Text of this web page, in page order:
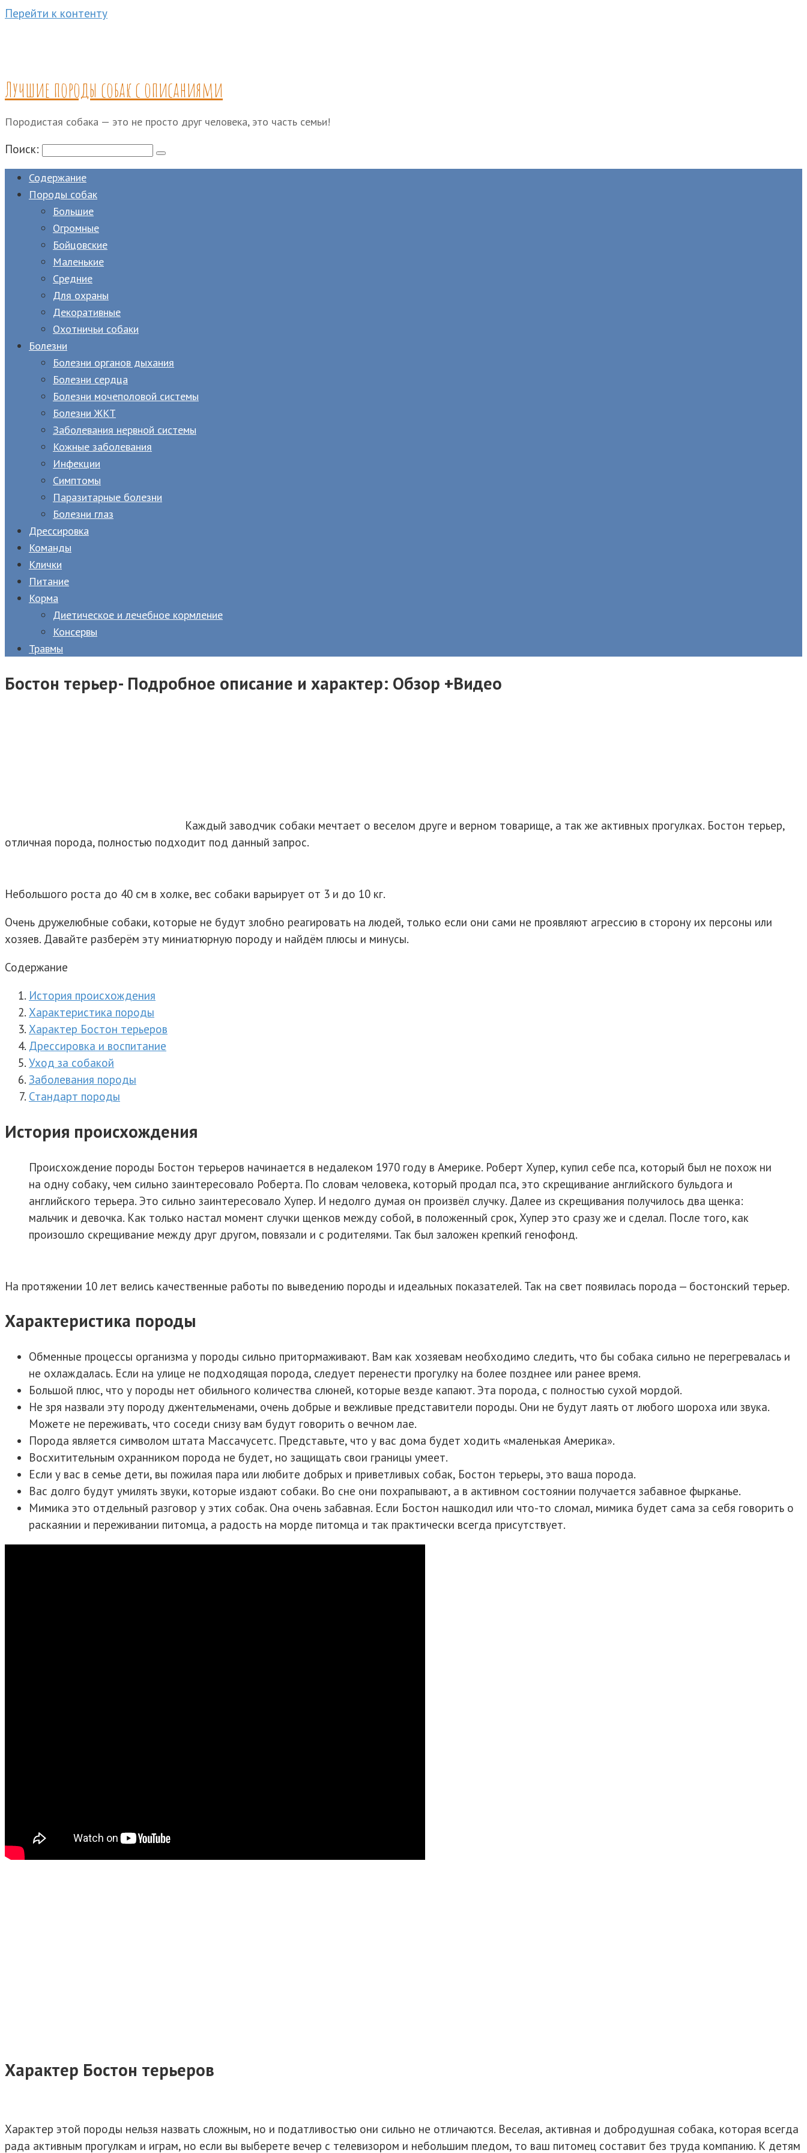
Перейти к контенту
Лучшие породы собак с описаниями
Породистая собака — это не просто друг человека, это часть семьи!
Поиск:
Содержание
Породы собак
Большие
Огромные
Бойцовские
Маленькие
Средние
Для охраны
Декоративные
Охотничьи собаки
Болезни
Болезни органов дыхания
Болезни сердца
Болезни мочеполовой системы
Болезни ЖКТ
Заболевания нервной системы
Кожные заболевания
Инфекции
Симптомы
Паразитарные болезни
Болезни глаз
Дрессировка
Команды
Клички
Питание
Корма
Диетическое и лечебное кормление
Консервы
Травмы
Бостон терьер- Подробное описание и характер: Обзор +Видео
Каждый заводчик собаки мечтает о веселом друге и верном товарище, а так же активных прогулках. Бостон терьер,
отличная порода, полностью подходит под данный запрос.
Небольшого роста до 40 см в холке, вес собаки варьирует от 3 и до 10 кг.
Очень дружелюбные собаки, которые не будут злобно реагировать на людей, только если они сами не проявляют агрессию в сторону их персоны или
хозяев. Давайте разберём эту миниатюрную породу и найдём плюсы и минусы.
Содержание
История происхождения
Характеристика породы
Характер Бостон терьеров
Дрессировка и воспитание
Уход за собакой
Заболевания породы
Стандарт породы
История происхождения
Происхождение породы Бостон терьеров начинается в недалеком 1970 году в Америке. Роберт Хупер, купил себе пса, который был не похож ни
на одну собаку, чем сильно заинтересовало Роберта. По словам человека, который продал пса, это скрещивание английского бульдога и
английского терьера. Это сильно заинтересовало Хупер. И недолго думая он произвёл случку. Далее из скрещивания получилось два щенка:
мальчик и девочка. Как только настал момент случки щенков между собой, в положенный срок, Хупер это сразу же и сделал. После того, как
произошло скрещивание между друг другом, повязали и с родителями. Так был заложен крепкий генофонд.
На протяжении 10 лет велись качественные работы по выведению породы и идеальных показателей. Так на свет появилась порода — бостонский терьер.
Характеристика породы
Обменные процессы организма у породы сильно притормаживают. Вам как хозяевам необходимо следить, что бы собака сильно не перегревалась и
не охлаждалась. Если на улице не подходящая порода, следует перенести прогулку на более позднее или ранее время.
Большой плюс, что у породы нет обильного количества слюней, которые везде капают. Эта порода, с полностью сухой мордой.
Не зря назвали эту породу джентельменами, очень добрые и вежливые представители породы. Они не будут лаять от любого шороха или звука.
Можете не переживать, что соседи снизу вам будут говорить о вечном лае.
Порода является символом штата Массачусетс. Представьте, что у вас дома будет ходить «маленькая Америка».
Восхитительным охранником порода не будет, но защищать свои границы умеет.
Если у вас в семье дети, вы пожилая пара или любите добрых и приветливых собак, Бостон терьеры, это ваша порода.
Вас долго будут умилять звуки, которые издают собаки. Во сне они похрапывают, а в активном состоянии получается забавное фырканье.
Мимика это отдельный разговор у этих собак. Она очень забавная. Если Бостон нашкодил или что-то сломал, мимика будет сама за себя говорить о
раскаянии и переживании питомца, а радость на морде питомца и так практически всегда присутствует.
Характер Бостон терьеров
Характер этой породы нельзя назвать сложным, но и податливостью они сильно не отличаются. Веселая, активная и добродушная собака, которая всегда
рада активным прогулкам и играм, но если вы выберете вечер с телевизором и небольшим пледом, то ваш питомец составит без труда компанию. К детям